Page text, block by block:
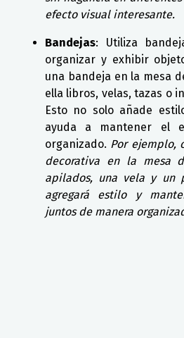
efecto visual interesante.
Bandejas: Utiliza
organizar y exhibir
una bandeja en la mesa
ella libros, velas, tazas o
Esto no solo añade
ayuda a mantener el
organizado. Por ejemplo,
decorativa en la mesa
apilados, una vela y un
agregará estilo y
juntos de manera